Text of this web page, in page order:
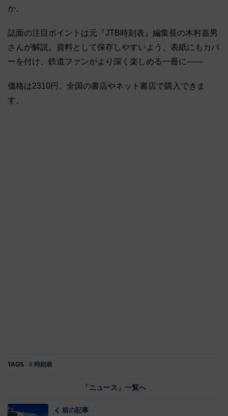
か。
誌面の注目ポイントは元『JTB時刻表』編集長の木村嘉男
さんが解説。資料として保存しやすいよう、表紙にもカバ
ーを付け、鉄道ファンがより深く楽しめる一冊に――
価格は2310円。全国の書店やネット書店で購入できま
す。
TAGS # 時刻表
「ニュース」一覧へ
前の記事